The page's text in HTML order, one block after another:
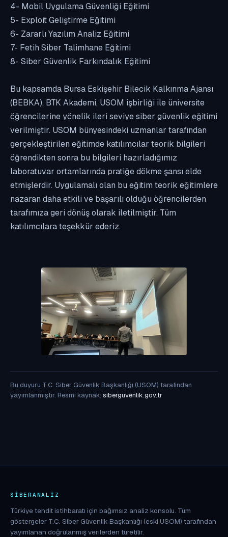
4- Mobil Uygulama Güvenliği Eğitimi
5- Exploit Geliştirme Eğitimi
6- Zararlı Yazılım Analiz Eğitimi
7- Fetih Siber Talimhane Eğitimi
8- Siber Güvenlik Farkındalık Eğitimi
Bu kapsamda Bursa Eskişehir Bilecik Kalkınma Ajansı
(BEBKA), BTK Akademi, USOM işbirliği ile üniversite
öğrencilerine yönelik ileri seviye siber güvenlik eğitimi
verilmiştir. USOM bünyesindeki uzmanlar tarafından
gerçekleştirilen eğitimde katılımcılar teorik bilgileri
öğrendikten sonra bu bilgileri hazırladığımız
laboratuvar ortamlarında pratiğe dökme şansı elde
etmişlerdir. Uygulamalı olan bu eğitim teorik eğitimlere
nazaran daha etkili ve başarılı olduğu öğrencilerden
tarafımıza geri dönüş olarak iletilmiştir. Tüm
katılımcılara teşekkür ederiz.
Bu duyuru T.C. Siber Güvenlik Başkanlığı (USOM) tarafından
yayımlanmıştır. Resmi kaynak: siberguvenlik.gov.tr
SIBERANALIZ
Türkiye tehdit istihbaratı için bağımsız analiz konsolu. Tüm
göstergeler T.C. Siber Güvenlik Başkanlığı (eski USOM) tarafından
yayımlanan doğrulanmış verilerden türetilir.